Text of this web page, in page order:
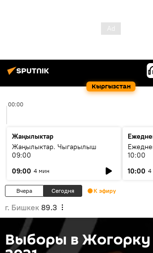
Кыргызстан
00:00
Жаңылыктар
Жаңылыктар. Чыгарылыш
09:00
09:00 4 мин
10:00
10:00 4
Вчера Сегодня К эфиру
г. Бишкек 89.3
Выборы в